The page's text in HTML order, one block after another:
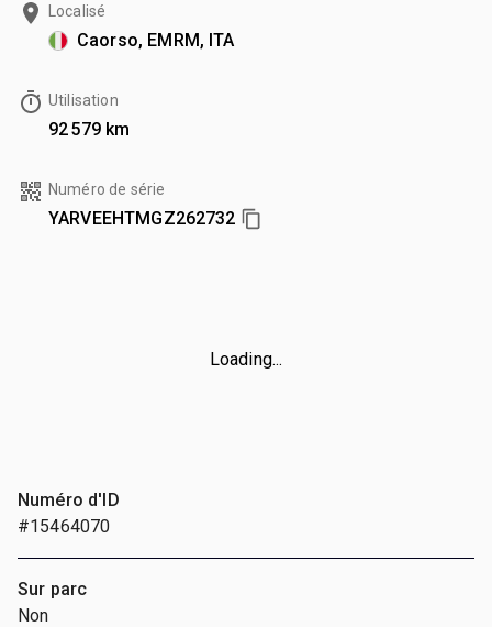
Localisé
Caorso, EMRM, ITA
Utilisation
92 579 km
Numéro de série
YARVEEHTMGZ262732
Loading...
Numéro d'ID
#15464070
Sur parc
Non